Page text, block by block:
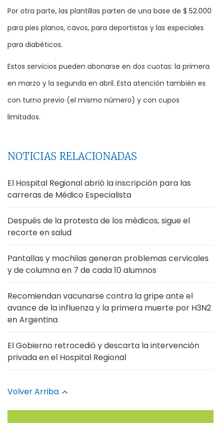
Por otra parte, las plantillas parten de una base de $ 52.000
para pies planos, cavos, para deportistas y las especiales
para diabéticos.
Estos servicios pueden abonarse en dos cuotas: la primera
en marzo y la segunda en abril. Esta atención también es
con turno previo (el mismo número) y con cupos
limitados.
NOTICIAS RELACIONADAS
El Hospital Regional abrió la inscripción para las
carreras de Médico Especialista
Después de la protesta de los médicos, sigue el
recorte en salud
Pantallas y mochilas generan problemas cervicales
y de columna en 7 de cada 10 alumnos
Recomiendan vacunarse contra la gripe ante el
avance de la influenza y la primera muerte por H3N2
en Argentina
El Gobierno retrocedió y descarta la intervención
privada en el Hospital Regional
Volver Arriba